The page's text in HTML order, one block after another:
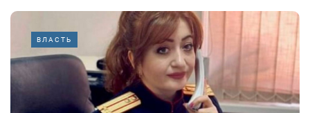
ВЛАСТЬ